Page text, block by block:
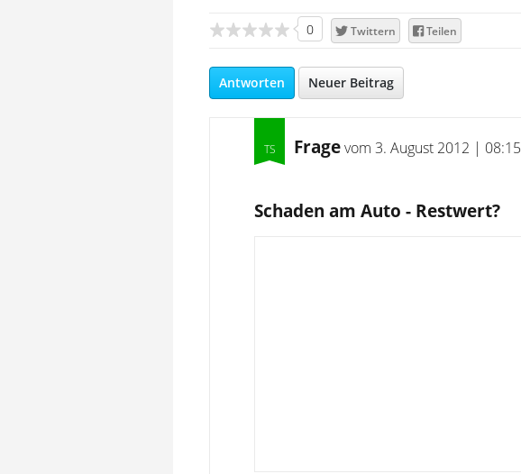
0 Twittern Teilen
Antworten Neuer Beitrag
Fragevom 3. August 2012 | 08:15
Schaden am Auto - Restwert?